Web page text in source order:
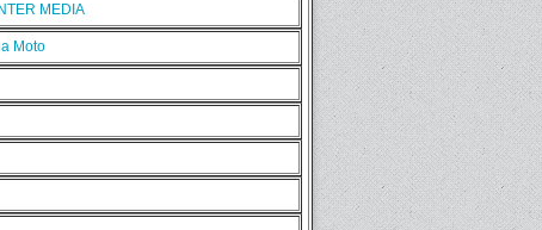
MEDIA
Moto